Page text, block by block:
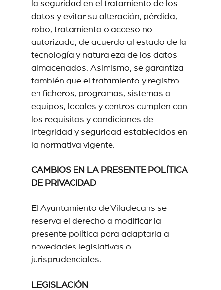
la seguridad en el tratamiento de los
datos y evitar su alteración, pérdida,
robo, tratamiento o acceso no
autorizado, de acuerdo al estado de la
tecnología y naturaleza de los datos
almacenados. Asimismo, se garantiza
también que el tratamiento y registro
en ficheros, programas, sistemas o
equipos, locales y centros cumplen con
los requisitos y condiciones de
integridad y seguridad establecidos en
la normativa vigente.
CAMBIOS EN LA PRESENTE POLÍTICA
DE PRIVACIDAD
El Ayuntamiento de Viladecans se
reserva el derecho a modificar la
presente política para adaptarla a
novedades legislativas o
jurisprudenciales.
LEGISLACIÓN